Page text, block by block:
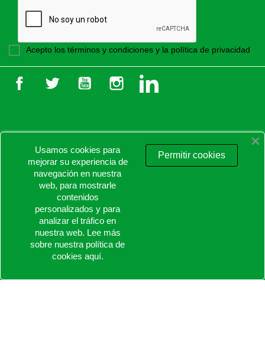
Acepto los términos y condiciones y la política de privacidad
FacebookTwitter YouTube Instagram
PRODUCTOS
NUESTRA EMPRESA
TU CUENTA
INFORMACIÓN DE LA TIENDA
© 2026 - Proaltstore.com - Todos los derechos reservados.
Usamos cookies para
mejorar su experiencia de
navegación en nuestra
web, para mostrarle
contenidos
personalizados y para
analizar el tráfico en
nuestra web. Lee más
sobre nuestra política de
cookies aquí.
Permitir cookies